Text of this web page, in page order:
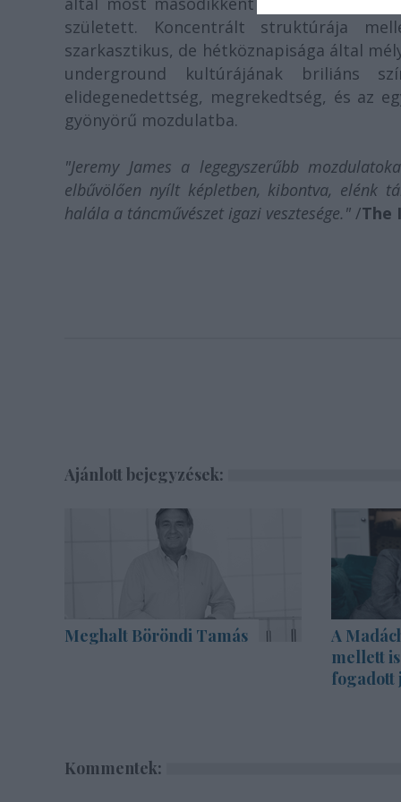
született. Koncentrált struktúrája
szarkasztikus, de hétköznapisága által
underground kultúrájának briliáns
elidegenedettség, megrekedtség, és az
gyönyörű mozdulatba.
"Jeremy James a legegyszerűbb
elbűvölően nyílt képletben, kibontva, elénk
halála a táncművészet igazi vesztesége." /The
Ajánlott bejegyzések:
Meghalt Böröndi Tamás
A
mellett
fogadott
Kommentek: